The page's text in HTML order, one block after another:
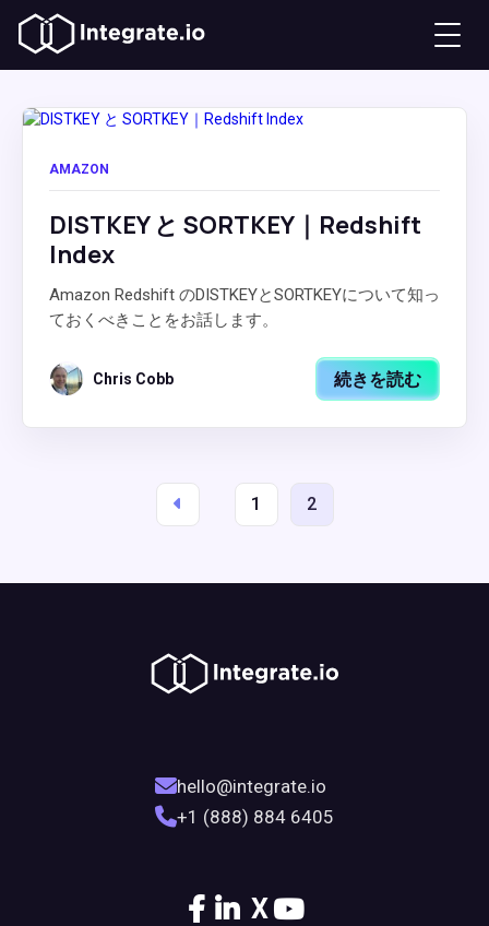
AMAZON
DISTKEY と SORTKEY｜Redshift
Index
Amazon Redshift のDISTKEYとSORTKEYについて知っ
ておくべきことをお話します。
Chris Cobb 続きを読む
1 2
hello@integrate.io
+1 (888) 884 6405
X